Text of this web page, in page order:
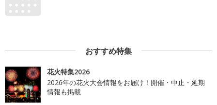
おすすめ特集
花火特集2026
2026年の花火大会情報をお届け！開催・中止・延期
情報も掲載